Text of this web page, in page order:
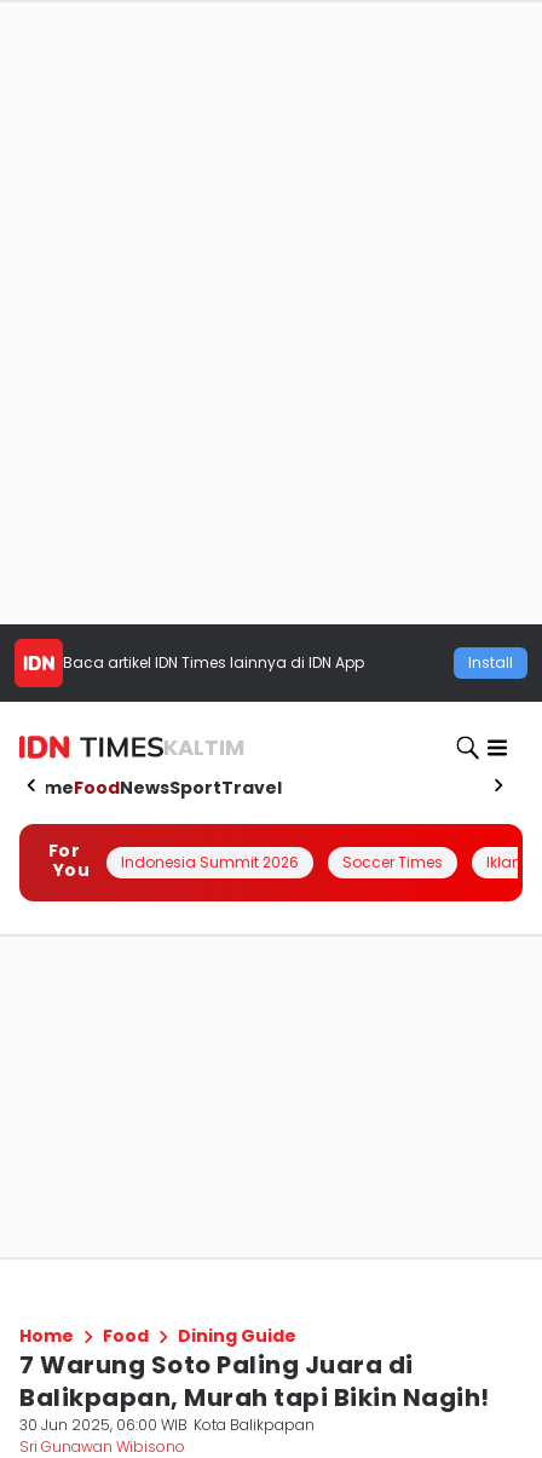
Baca artikel IDN Times lainnya di IDN App Install
KALTIM
HomeFoodNewsSportTravel
For
You
Indonesia Summit 2026 Soccer Times Iklanin
Home Food Dining Guide
7 Warung Soto Paling Juara di
Balikpapan, Murah tapi Bikin Nagih!
30 Jun 2025, 06:00 WIB Kota Balikpapan
Sri Gunawan Wibisono